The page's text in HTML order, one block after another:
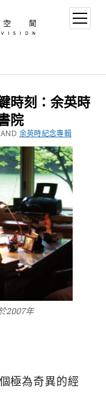
時刻：余英時
院
AND 余英時紀念專輯
2007年
極為奇異的經